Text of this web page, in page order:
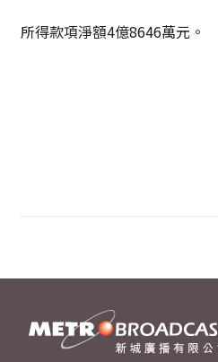
所得款項淨額4億8646萬元。